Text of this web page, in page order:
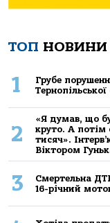
ТОП НОВИНИ
1
Грубе
2
«Я думав, що
круто. А
тисяч».
Віктором
3
Смертельнa
16-річний